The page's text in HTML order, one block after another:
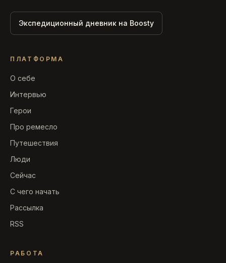
Экспедиционный дневник на Boosty
ПЛАТФОРМА
О себе
Интервью
Герои
Про ремесло
Путешествия
Люди
Сейчас
С чего начать
Рассылка
RSS
РАБОТА